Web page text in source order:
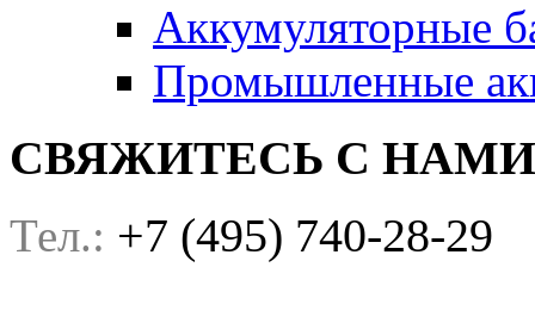
Аккумуляторные
Промышленные
СВЯЖИТЕСЬ С НАМИ
Тел.: +7 (495) 740-28-29